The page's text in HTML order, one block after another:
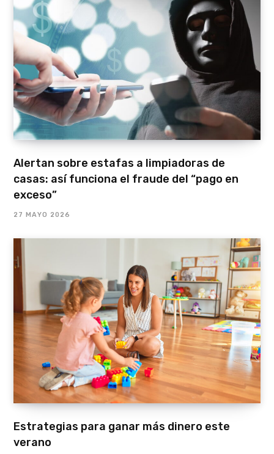
Alertan sobre estafas a limpiadoras de
casas: así funciona el fraude del “pago en
exceso”
27 MAYO 2026
Estrategias para ganar más dinero este
verano